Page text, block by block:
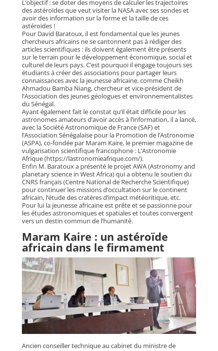
L’objectif : se doter des moyens de calculer les trajectoires
des astéroïdes que veut visiter la NASA avec ses sondes et
avoir des information sur la forme et la taille de ces
astéroïdes !
Pour David Baratoux, il est fondamental que les jeunes
chercheurs africains ne se cantonnent pas à rédiger des
articles scientifiques : ils doivent également être présents
sur le terrain pour le développement économique, social et
culturel de leurs pays. C’est pourquoi il engage toujours ses
étudiants à créer des associations pour partager leurs
connaissances avec la jeunesse africaine, comme Cheikh
Ahmadou Bamba Niang, chercheur et vice-président de
l’Association des jeunes géologues et environnementalistes
du Sénégal.
Ayant également fait le constat qu’il était difficile pour les
astronomes amateurs d’avoir accès à l’information, il a lancé,
avec la Société Astronomique de France (SAF) et
l’Association Sénégalaise pour la Promotion de l’Astronomie
(ASPA), co-fondée par Maram Kaire, le premier magazine de
vulgarisation scientifique francophone : L’Astronomie
Afrique (https://lastronomieafrique.com/).
Enfin M. Baratoux a présenté le projet AWA (Astronomy and
planetary science in West Africa) qui a obtenu le soutien du
CNRS français (Centre National de Recherche Scientifique)
pour continuer les missions d’occultation sur le continent
africain, l’étude des cratères d’impact météoritique, etc.
Pour lui la jeunesse africaine est prête et se passionne pour
les études astronomiques et spatiales et toutes convergent
vers un destin commun de l’humanité.
Maram Kaire : un astéroïde
africain dans le firmament
Ancien conseiller technique au cabinet du ministre de